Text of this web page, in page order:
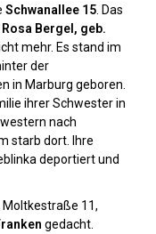
Schwanallee 15 . Das
Bergel, geb.
mehr. Es stand im
der
in Marburg geboren.
ihrer Schwester in
nach
starb dort. Ihre
deportiert und
Moltkestraße 11,
gedacht.